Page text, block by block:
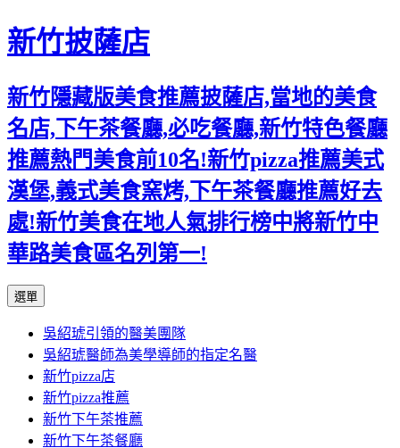
新竹披薩店
新竹隱藏版美食推薦披薩店,當地的美食
名店,下午茶餐廳,必吃餐廳,新竹特色餐廳
推薦熱門美食前10名!新竹pizza推薦美式
漢堡,義式美食窯烤,下午茶餐廳推薦好去
處!新竹美食在地人氣排行榜中將新竹中
華路美食區名列第一!
選單
主
要
內
容
吳紹琥引領的醫美團隊
吳紹琥醫師為美學導師的指定名醫
新竹pizza店
新竹pizza推薦
新竹下午茶推薦
新竹下午茶餐廳